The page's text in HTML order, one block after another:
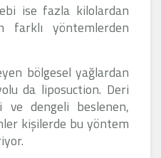
ise fazla kilolardan
farklı yöntemlerden
bölgesel yağlardan
da liposuction. Deri
dengeli beslenen,
kişilerde bu yöntem